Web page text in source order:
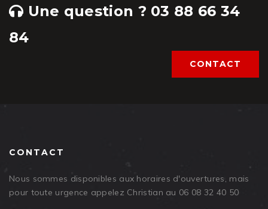
Une question ? 03 88 66 34
84
CONTACT
CONTACT
Nous sommes disponibles aux horaires d'ouvertures, mais
pour toute urgence appelez Christian au 06 08 32 40 50